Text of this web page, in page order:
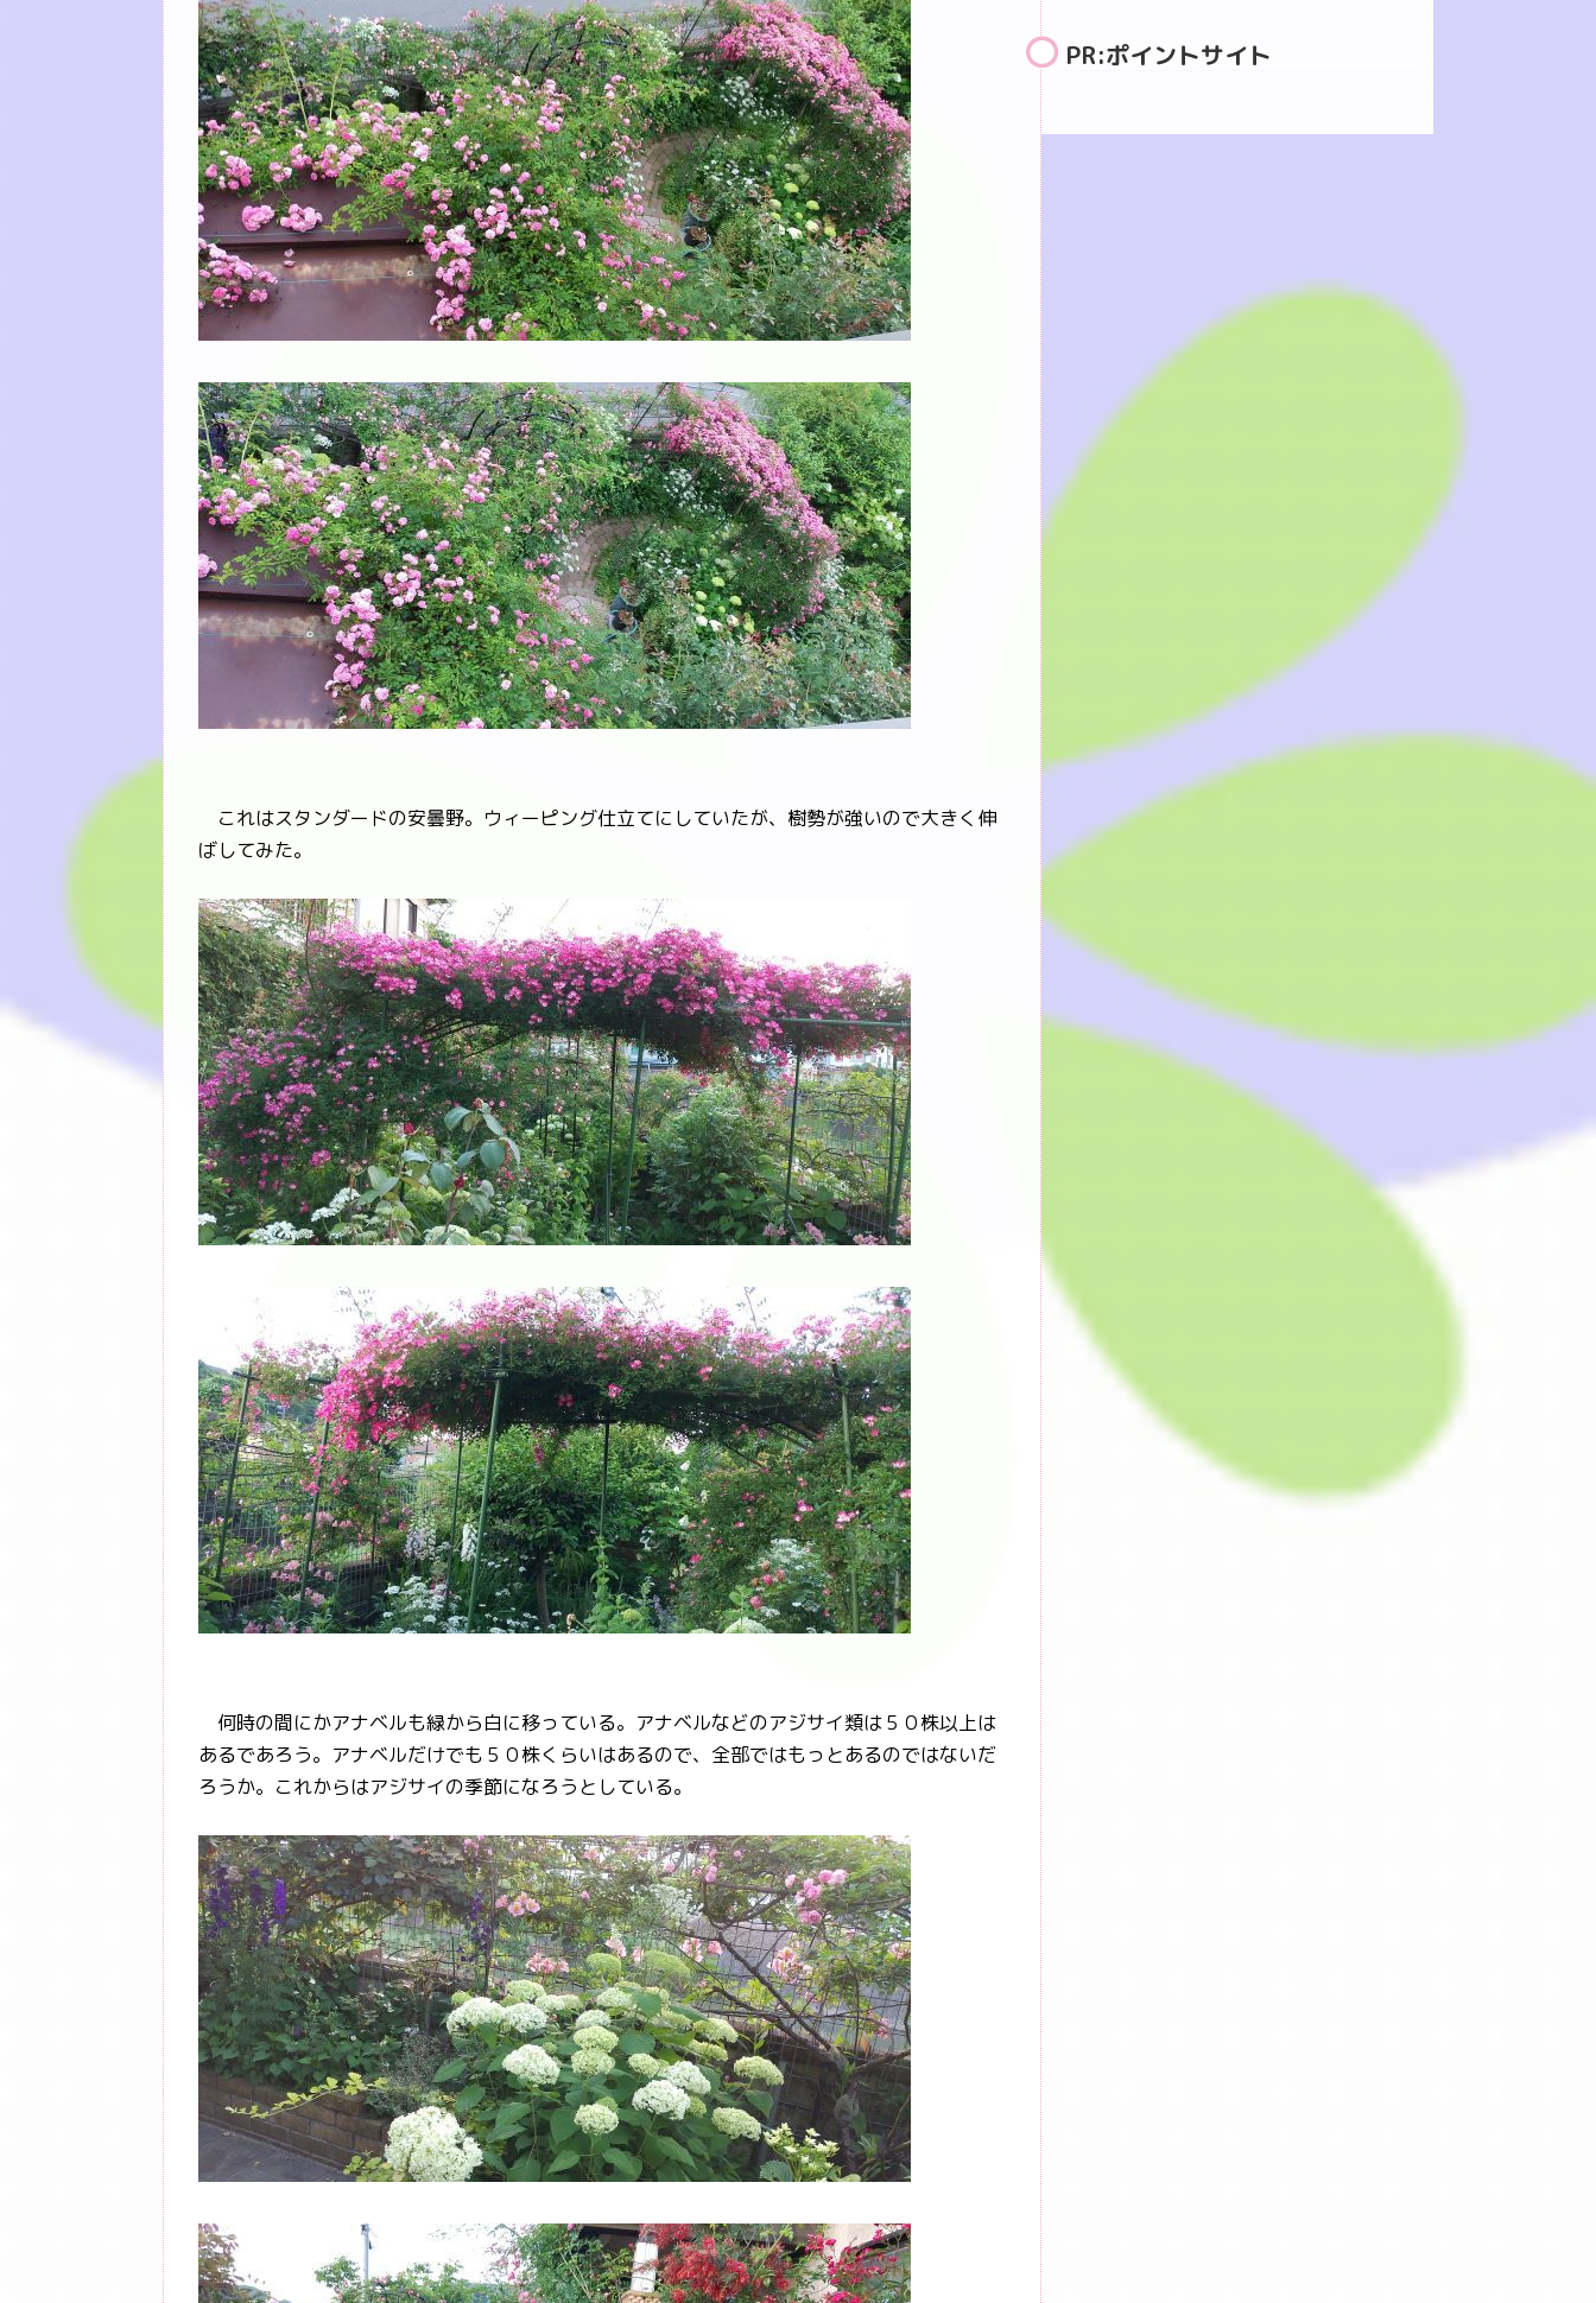
これはスタンダードの安曇野。ウィーピング仕立てにしていたが、樹勢が強いので大きく伸
ばしてみた。
何時の間にかアナベルも緑から白に移っている。アナベルなどのアジサイ類は５０株以上は
あるであろう。アナベルだけでも５０株くらいはあるので、全部ではもっとあるのではないだ
ろうか。これからはアジサイの季節になろうとしている。
PR:ポイントサイト